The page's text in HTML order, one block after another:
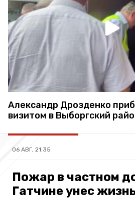
Александр Дрозденко
визитом в Выборгский
06 АВГ, 21:35
Пожар в частном
Гатчине унес